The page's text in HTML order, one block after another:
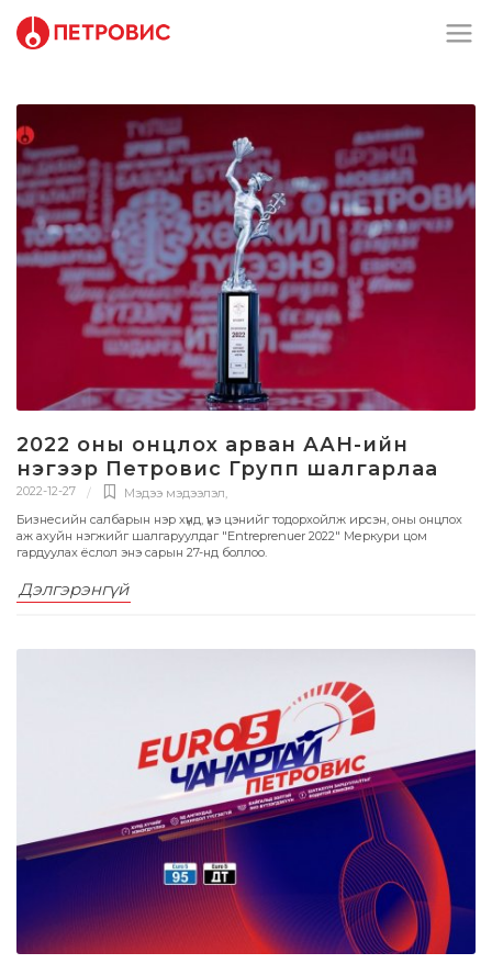
2022 оны онцлох арван ААН-ийн
нэгээр Петровис Групп шалгарлаа
2022-12-27 Мэдээ мэдээлэл
Бизнесийн салбарын нэр хүнд, үнэ цэнийг тодорхойлж ирсэн, оны онцлох
аж ахуйн нэгжийг шалгаруулдаг "Entreprenuer 2022" Меркури цом
гардуулах ёслол энэ сарын 27-нд боллоо.
Дэлгэрэнгүй